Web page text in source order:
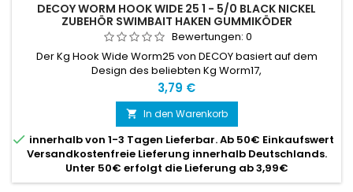
DECOY WORM HOOK WIDE 25 1 - 5/0 BLACK NICKEL
ZUBEHÖR SWIMBAIT HAKEN GUMMIKÖDER
Bewertungen: 0
Der Kg Hook Wide Worm25 von DECOY basiert auf dem
Design des beliebten Kg Worm17,
Preis
3,79 €
 In den Warenkorb
 innerhalb von 1-3 Tagen Lieferbar. Ab 50€ Einkaufswert
Versandkostenfreie Lieferung innerhalb Deutschlands.
Unter 50€ erfolgt die Lieferung ab 3,99€